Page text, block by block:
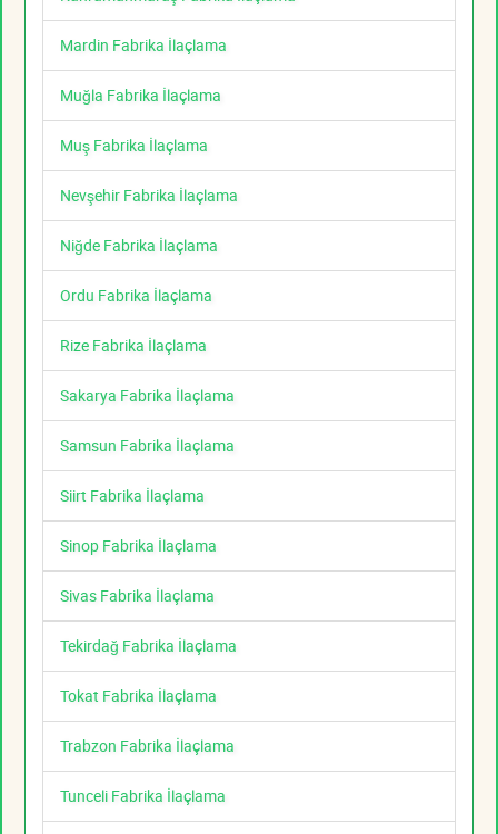
Mardin Fabrika İlaçlama
Muğla Fabrika İlaçlama
Muş Fabrika İlaçlama
Nevşehir Fabrika İlaçlama
Niğde Fabrika İlaçlama
Ordu Fabrika İlaçlama
Rize Fabrika İlaçlama
Sakarya Fabrika İlaçlama
Samsun Fabrika İlaçlama
Siirt Fabrika İlaçlama
Sinop Fabrika İlaçlama
Sivas Fabrika İlaçlama
Tekirdağ Fabrika İlaçlama
Tokat Fabrika İlaçlama
Trabzon Fabrika İlaçlama
Tunceli Fabrika İlaçlama